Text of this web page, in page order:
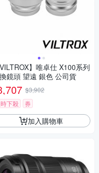
VILTROX】唯卓仕 X100系列
轉換鏡頭 望遠 銀色 公司貨
$3,902
下殺
券
加入購物車